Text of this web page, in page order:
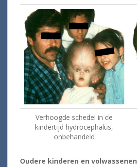
Verhoogde schedel in de
kindertijd hydrocephalus,
onbehandeld
Oudere kinderen en volwassenen